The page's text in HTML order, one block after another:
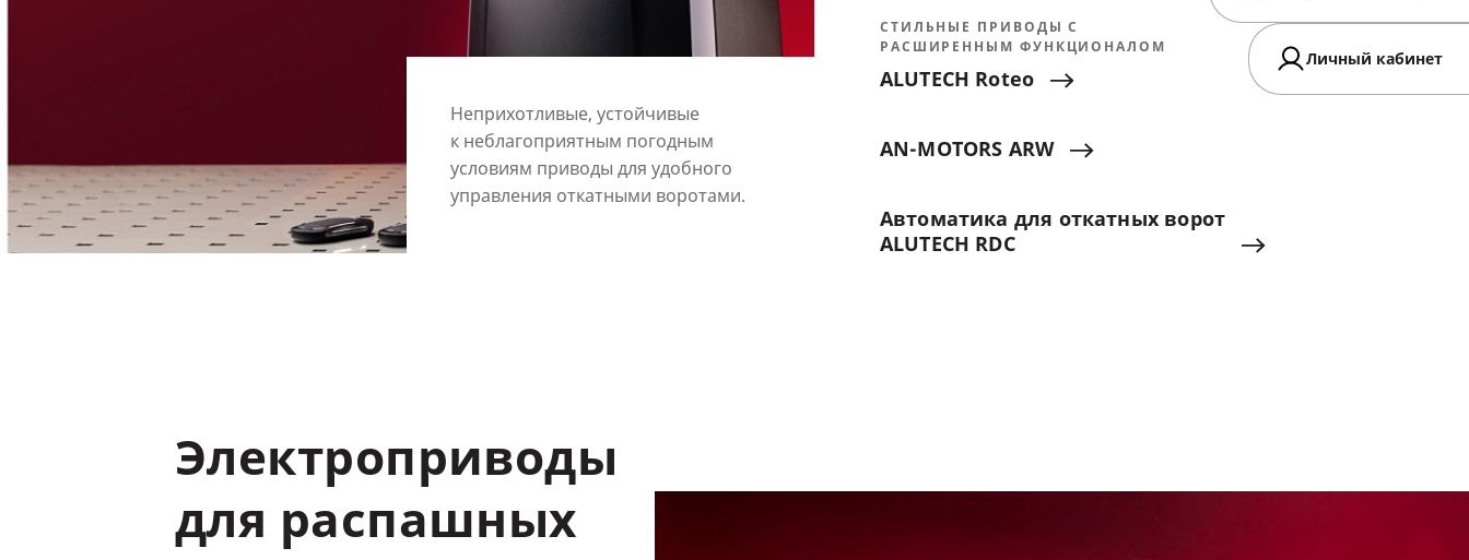
СТИЛЬНЫЕ ПРИВОДЫ С
РАСШИРЕННЫМ ФУНКЦИОНАЛОМ
ALUTECH Roteo
AN-MOTORS ARW
Автоматика для откатных ворот
ALUTECH RDC
Неприхотливые, устойчивые
к неблагоприятным погодным
условиям приводы для удобного
управления откатными воротами.
Электроприводы
для распашных
Личный кабинет